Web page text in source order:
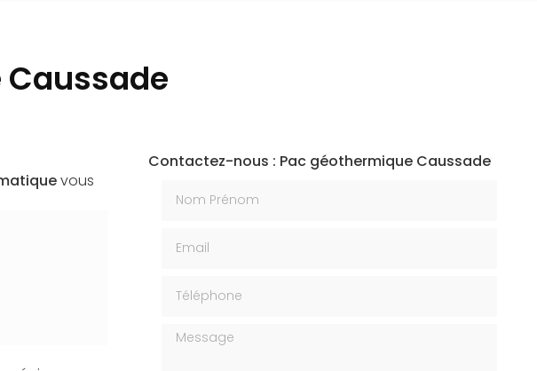
vous
Contactez-nous : Pac géothermique Caussade
Message